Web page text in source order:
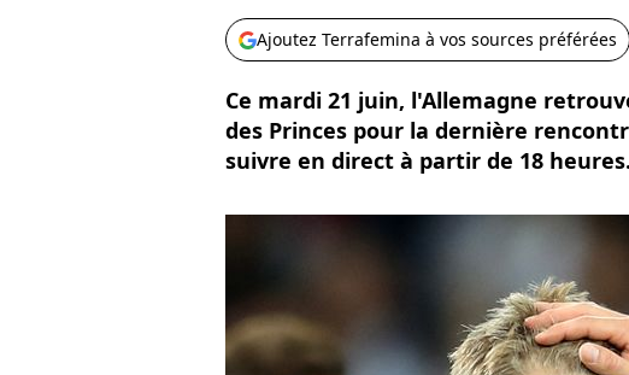
Ajoutez Terrafemina à vos sources préférées
Ce mardi 21 juin, l'Allemagne
des Princes pour la dernière
suivre en direct à partir de 18 heures.